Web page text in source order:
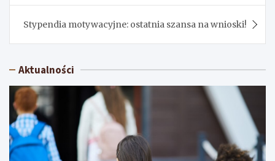
Stypendia motywacyjne: ostatnia szansa na wnioski!
Aktualności